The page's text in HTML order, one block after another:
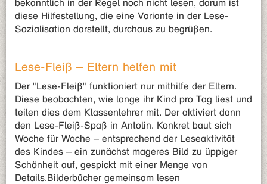
bekanntlich in der Regel noch nicht lesen, darum ist
diese Hilfestellung, die eine Variante in der Lese-
Sozialisation darstellt, durchaus zu begrüßen.
Lese-Fleiß – Eltern helfen mit
Der "Lese-Fleiß" funktioniert nur mithilfe der Eltern.
Diese beobachten, wie lange ihr Kind pro Tag liest und
teilen dies dem Klassenlehrer mit. Der aktiviert dann
den Lese-Fleiß-Spaß in Antolin. Konkret baut sich
Woche für Woche – entsprechend der Leseaktivität
des Kindes – ein zunächst mageres Bild zu üppiger
Schönheit auf, gespickt mit einer Menge von
Details.Bilderbücher gemeinsam lesen